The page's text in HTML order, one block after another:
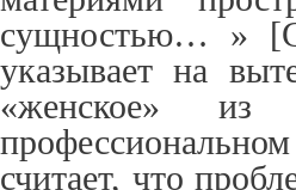
сущностью… »
указывает на
«женское»
считает, что